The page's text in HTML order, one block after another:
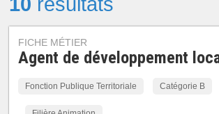
FICHE MÉTIER
Agent de développement
Fonction Publique Territoriale Catégorie B